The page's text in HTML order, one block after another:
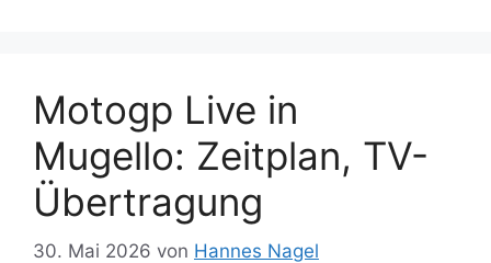
Motogp Live in
Mugello: Zeitplan, TV-
Übertragung
30. Mai 2026 von Hannes Nagel